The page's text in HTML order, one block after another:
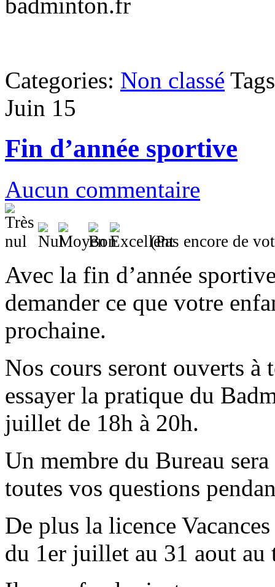
Categories: Non classé
Juin 15
Fin d’année sportive
Aucun commentaire
(Pas encore de
Avec la fin d’année
demander ce que votre
prochaine.
Nos cours seront ouverts à
essayer la pratique du
juillet de 18h à 20h.
Un membre du Bureau
toutes vos questions
De plus la licence
du 1er juillet au 31 aout au